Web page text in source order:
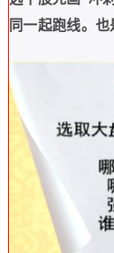
同一起跑线。